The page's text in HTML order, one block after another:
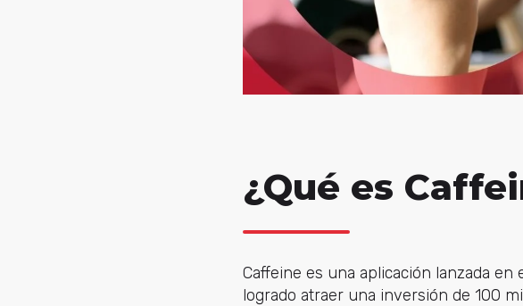
¿Qué es
Caffeine es una aplicación lanzada
logrado atraer una inversión de 100